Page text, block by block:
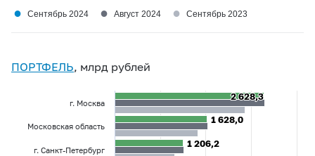
ПОРТФЕЛЬ, млрд рублей
● Сентябрь 2024 ● Август 2024 ● Сентябрь 2023
2 628,3
2 628,3
1 628,0
1 628,0
1 206,2
1 206,2
г. Москва
Московская область
г. Санкт-Петербург